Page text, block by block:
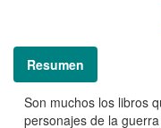
Resumen
Son muchos los libros
personajes de la